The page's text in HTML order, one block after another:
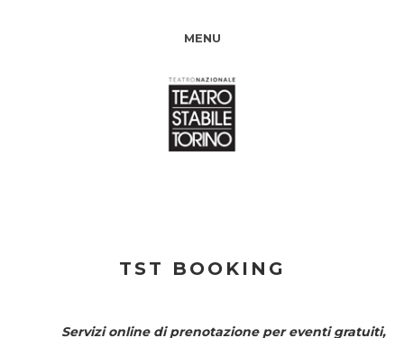
MENU
TST BOOKING
Servizi online di prenotazione per eventi gratuiti,